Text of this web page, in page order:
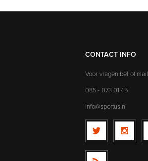
CONTACT INFO
Voor vragen bel of mail
085 - 073 01 45
info@sportus.nl